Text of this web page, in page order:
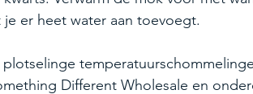
er heet water aan toevoegt.
plotselinge
Different Wholesale en